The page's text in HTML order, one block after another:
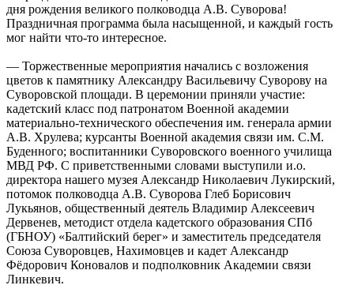
дня рождения великого полководца А.В. Суворова!
Праздничная программа была насыщенной, и каждый гость
мог найти что-то интересное.
— Торжественные мероприятия начались с возложения
цветов к памятнику Александру Васильевичу Суворову на
Суворовской площади. В церемонии приняли участие:
кадетский класс под патронатом Военной академии
материально-технического обеспечения им. генерала армии
А.В. Хрулева; курсанты Военной академия связи им. С.М.
Буденного; воспитанники Суворовского военного училища
МВД РФ. С приветственными словами выступили и.о.
директора нашего музея Александр Николаевич Лукирский,
потомок полководца А.В. Суворова Глеб Борисович
Лукьянов, общественный деятель Владимир Алексеевич
Дервенев, методист отдела кадетского образования СПб
(ГБНОУ) «Балтийский берег» и заместитель председателя
Союза Суворовцев, Нахимовцев и кадет Александр
Фёдорович Коновалов и подполковник Академии связи
Линкевич.